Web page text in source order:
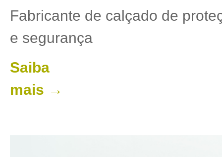
Fabricante de calçado de
e segurança
Saiba
mais →